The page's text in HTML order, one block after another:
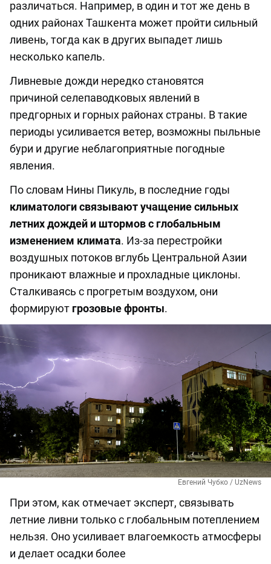
различаться. Например, в один и тот же день в
одних районах Ташкента может пройти сильный
ливень, тогда как в других выпадет лишь
несколько капель.
Ливневые дожди нередко становятся
причиной селепаводковых явлений в
предгорных и горных районах страны. В такие
периоды усиливается ветер, возможны пыльные
бури и другие неблагоприятные погодные
явления.
По словам Нины Пикуль, в последние годы
климатологи связывают учащение сильных
летних дождей и штормов с глобальным
изменением климата. Из-за перестройки
воздушных потоков вглубь Центральной Азии
проникают влажные и прохладные циклоны.
Сталкиваясь с прогретым воздухом, они
формируют грозовые фронты.
Евгений Чубко / UzNews
При этом, как отмечает эксперт, связывать
летние ливни только с глобальным потеплением
нельзя. Оно усиливает влагоемкость атмосферы
и делает осадки более